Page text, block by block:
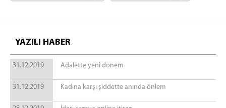
İLETİŞİM
YAZILI HABER
31.12.2019 Adalette yeni dönem
31.12.2019 Kadına karşı şiddette anında önlem